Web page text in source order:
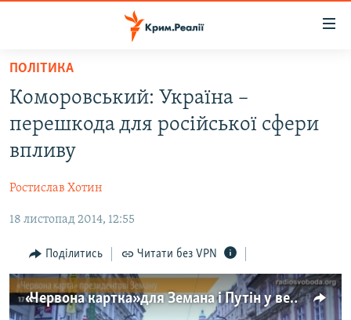
Перейти
основного
матеріалу
Перейти
до
основної
Перейти
пошуку
ВОДА.КРИМ
ВІДЕО ТА ФОТО
БЛОГИ
ПОГЛЯД
ІНТЕРВ'Ю
ВСЕ ЗА ДЕНЬ
СПЕЦПРОЕКТИ
ПОЛІТИКА
Коморовський: Україна –
перешкода для російської сфери
впливу
Ростислав Хотин
18 листопад 2014, 12:55
Поділитись Читати без VPN
«Червона картка» для Земана і Путін у ведмежій шкурі